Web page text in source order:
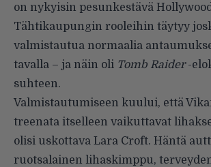
on nykyisin pesunkestävä
Tähtikaupungin rooleihin täytyy
valmistautua normaalia
tavalla – ja näin oli Tomb Raider-
suhteen.
Valmistautumiseen kuului, että
treenata itselleen vaikuttavat
olisi uskottava Lara Croft. Häntä
ruotsalainen lihaskimppu,